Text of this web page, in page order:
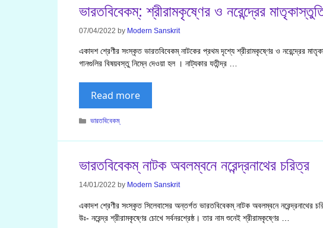
ভারতবিবেকম্: শ্রীরামকৃষ্ণের ও নরেন্দ্রের
07/04/2022 by Modern Sanskrit
একাদশ শ্রেণীর সংস্কৃত ভারতবিবেকম্ নাটকের প্রথম দৃশ্যে শ্রীরামকৃষ্ণের ও নরেন্দ্রের
গানগুলির বিষয়বস্তু নিম্নে দেওয়া হল । নাট্যকার যতীন্দ্র …
Read more
Categories
ভারতবিবেকম্
ভারতবিবেকম্ নাটক অবলম্বনে নরেন্দ্রনাথের চরিত্র
14/01/2022 by Modern Sanskrit
একাদশ শ্রেণীর সংস্কৃত সিলেবাসের অন্তর্গত ভারতবিবেকম্ নাটক অবলম্বনে নরেন্দ্রনাথের
উঃ- নরেন্দ্র শ্রীরামকৃষ্ণের চোখে সর্বনরশ্রেষ্ঠ। তার নাম শুনেই শ্রীরামকৃষ্ণের …